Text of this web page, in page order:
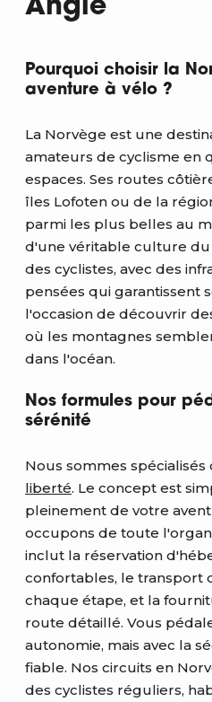
Angle
Pourquoi choisir la
aventure à vélo ?
La Norvège est une
amateurs de cyclisme en
espaces. Ses routes
îles Lofoten ou de la
parmi les plus belles au
d'une véritable culture
des cyclistes, avec des
pensées qui garantissent
l'occasion de découvrir
où les montagnes
dans l'océan.
Nos formules pour
sérénité
Nous sommes spécialisés
liberté. Le concept est
pleinement de votre
occupons de toute
inclut la réservation
confortables, le transport
chaque étape, et la
route détaillé. Vous
autonomie, mais avec la
fiable. Nos circuits en
des cyclistes réguliers,